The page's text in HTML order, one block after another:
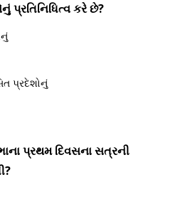
પ્રતિનિધિત્વ કરે છે?
પ્રદેશોનું
પ્રથમ દિવસના સત્રની